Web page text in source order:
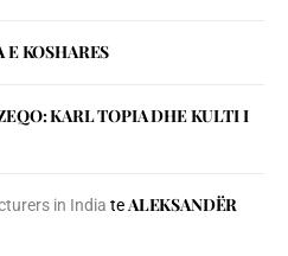
E KOSHARES
KARL TOPIA DHE KULTI I
in India teALEKSANDËR